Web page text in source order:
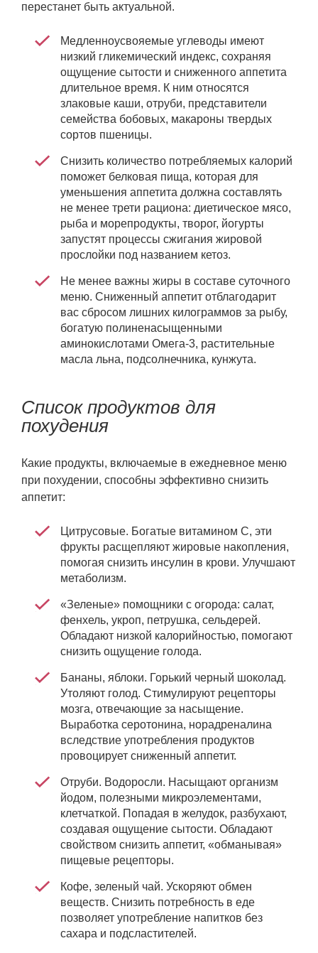
перестанет быть актуальной.
Медленноусвояемые углеводы имеют
низкий гликемический индекс, сохраняя
ощущение сытости и сниженного аппетита
длительное время. К ним относятся
злаковые каши, отруби, представители
семейства бобовых, макароны твердых
сортов пшеницы.
Снизить количество потребляемых калорий
поможет белковая пища, которая для
уменьшения аппетита должна составлять
не менее трети рациона: диетическое мясо,
рыба и морепродукты, творог, йогурты
запустят процессы сжигания жировой
прослойки под названием кетоз.
Не менее важны жиры в составе суточного
меню. Сниженный аппетит отблагодарит
вас сбросом лишних килограммов за рыбу,
богатую полиненасыщенными
аминокислотами Омега-3, растительные
масла льна, подсолнечника, кунжута.
Список продуктов для
похудения
Какие продукты, включаемые в ежедневное меню
при похудении, способны эффективно снизить
аппетит:
Цитрусовые. Богатые витамином С, эти
фрукты расщепляют жировые накопления,
помогая снизить инсулин в крови. Улучшают
метаболизм.
«Зеленые» помощники с огорода: салат,
фенхель, укроп, петрушка, сельдерей.
Обладают низкой калорийностью, помогают
снизить ощущение голода.
Бананы, яблоки. Горький черный шоколад.
Утоляют голод. Стимулируют рецепторы
мозга, отвечающие за насыщение.
Выработка серотонина, норадреналина
вследствие употребления продуктов
провоцирует сниженный аппетит.
Отруби. Водоросли. Насыщают организм
йодом, полезными микроэлементами,
клетчаткой. Попадая в желудок, разбухают,
создавая ощущение сытости. Обладают
свойством снизить аппетит, «обманывая»
пищевые рецепторы.
Кофе, зеленый чай. Ускоряют обмен
веществ. Снизить потребность в еде
позволяет употребление напитков без
сахара и подсластителей.